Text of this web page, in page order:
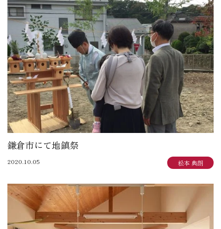
鎌倉市にて地鎮祭
2020.10.05 松本 典朗